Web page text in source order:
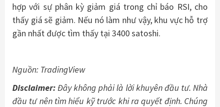
hợp với sự phân kỳ giảm giá trong chỉ báo RSI, cho
thấy giá sẽ giảm. Nếu nó làm như vậy, khu vực hỗ trợ
gần nhất được tìm thấy tại 3400 satoshi.
Nguồn: TradingView
Disclaimer: Đây không phải là lời khuyên đầu tư. Nhà
đầu tư nên tìm hiểu kỹ trước khi ra quyết định. Chúng